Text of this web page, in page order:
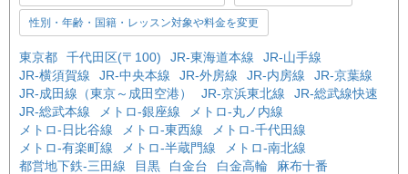
性別・年齢・国籍・レッスン対象や料金を変更
東京都 千代田区(〒100) JR-東海道本線
JR-山手線
JR-横須賀線
JR-中央本線 JR-外房線 JR-内房線
JR-京葉線
JR-成田線（東京～成田空港）
JR-京浜東北線
JR-総武線快速
JR-総武本線
メトロ-銀座線
メトロ-丸ノ内線
メトロ-日比谷線
メトロ-東西線
メトロ-千代田線
メトロ-有楽町線
メトロ-半蔵門線
メトロ-南北線
都営地下鉄-三田線
目黒 白金台 白金高輪
麻布十番